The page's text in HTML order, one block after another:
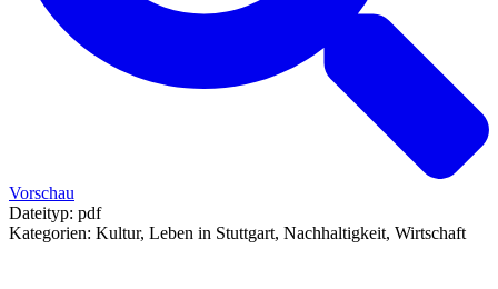
Vorschau
Dateityp: pdf
Kategorien: Kultur, Leben in Stuttgart, Nachhaltigkeit, Wirtschaft